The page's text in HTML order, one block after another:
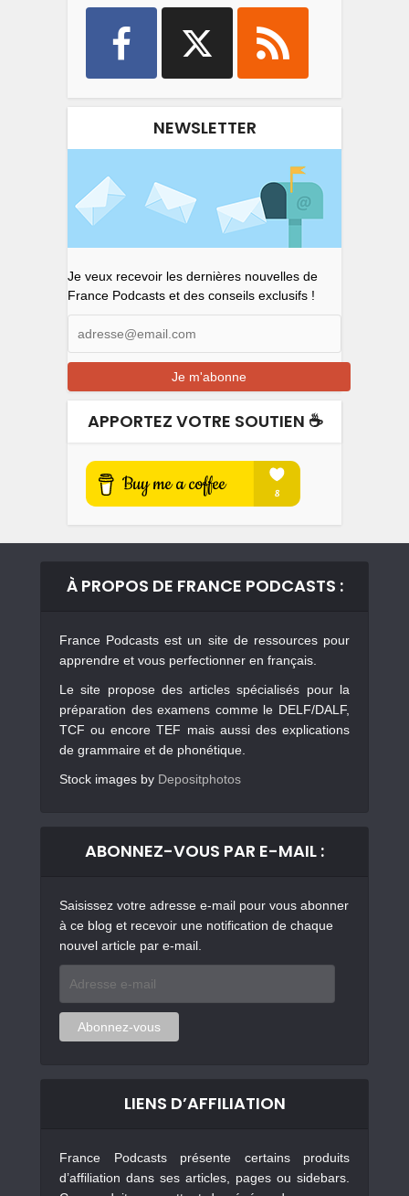
NEWSLETTER
Je veux recevoir les dernières nouvelles de
France Podcasts et des conseils exclusifs !
APPORTEZ VOTRE SOUTIEN ☕️
À PROPOS DE FRANCE PODCASTS :
France Podcasts est un site de ressources pour
apprendre et vous perfectionner en français.
Le site propose des articles spécialisés pour la
préparation des examens comme le DELF/DALF,
TCF ou encore TEF mais aussi des explications
de grammaire et de phonétique.
Stock images by Depositphotos
ABONNEZ-VOUS PAR E-MAIL :
Saisissez votre adresse e-mail pour vous abonner
à ce blog et recevoir une notification de chaque
nouvel article par e-mail.
mail
Abonnez-vous
LIENS D’AFFILIATION
France Podcasts présente certains produits
d’affiliation dans ses articles, pages ou sidebars.